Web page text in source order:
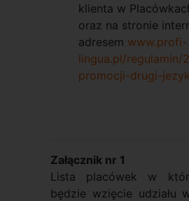
klienta w
oraz na stronie
adresem www.profi-
lingua.pl/regulamin/
promocji-drugi-
Załącznik nr 1
Lista placówek w
będzie wzięcie udziału